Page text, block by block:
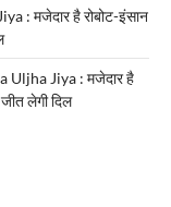
: मजेदार है रोबोट-इंसान
Uljha Jiya : मजेदार है
लेगी दिल